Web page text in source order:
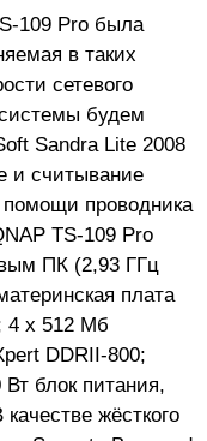
109 Pro была
в таких
сетевого
будем
Sandra Lite 2008
и считывание
проводника
TS-109 Pro
ПК (2,93 ГГц
плата
4 x 512 Мб
DDRII-800;
блок питания,
жёсткого